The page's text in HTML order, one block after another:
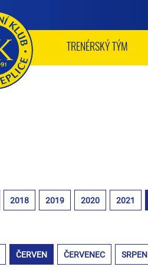
TRENÉRSKÝ TÝM
2018 2019 2020 2021
ČERVEN ČERVENEC SRPEN